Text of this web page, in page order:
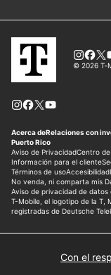
Con el